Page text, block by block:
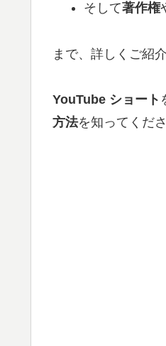
そして著作権
まで、詳しくご紹介
YouTube ショート
方法を知ってくださ